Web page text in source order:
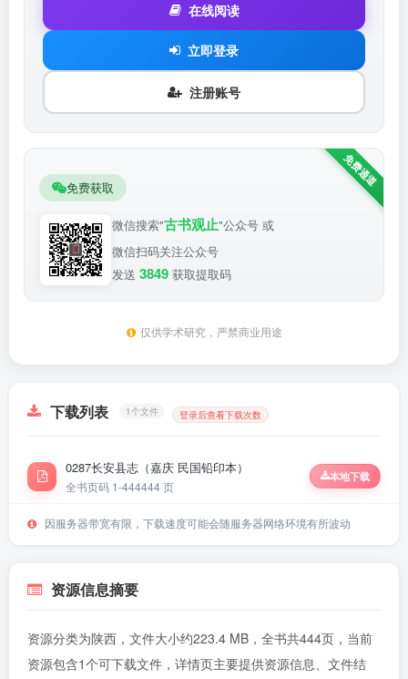
在线阅读
立即登录
注册账号
免费获取
微信搜索"古书观止"公众号 或
微信扫码关注公众号
发送 3849 获取提取码
仅供学术研究，严禁商业用途
下载列表 1个文件 登录后查看下载次数
0287长安县志（嘉庆 民国铅印本）
全书页码 1-444444 页
本地下载
因服务器带宽有限，下载速度可能会随服务器网络环境有所波动
资源信息摘要
资源分类为陕西，文件大小约223.4 MB，全书共444页，当前
资源包含1个可下载文件，详情页主要提供资源信息、文件结